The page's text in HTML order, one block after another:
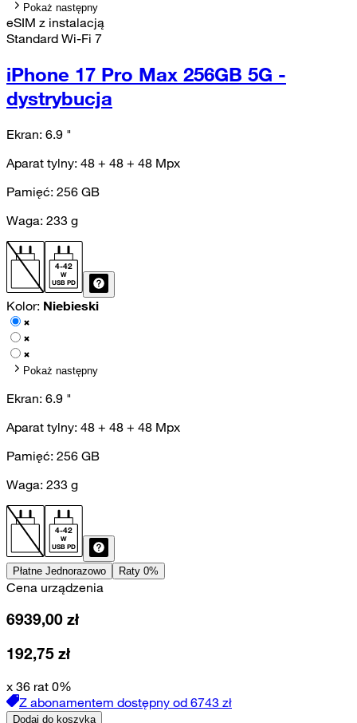
Pokaż następny
eSIM z instalacją
Standard Wi-Fi 7
iPhone 17 Pro Max 256GB 5G -
dystrybucja
Ekran: 6.9 "
Aparat tylny: 48 + 48 + 48 Mpx
Pamięć: 256 GB
Waga: 233 g
4-42
W
USB PD
Kolor: Niebieski
Pokaż następny
Ekran: 6.9 "
Aparat tylny: 48 + 48 + 48 Mpx
Pamięć: 256 GB
Waga: 233 g
4-42
W
USB PD
Płatne Jednorazowo Raty 0%
Cena urządzenia
6939,00 zł
192,75 zł
x 36 rat 0%
Z abonamentem dostępny od 6743 zł
Dodaj do koszyka